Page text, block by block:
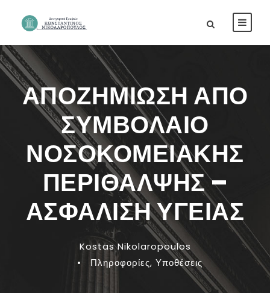
ΑΠΟΖΗΜΙΩΣΗ ΑΠΟ
ΣΥΜΒΟΛΑΙΟ
ΝΟΣΟΚΟΜΕΙΑΚΗΣ
ΠΕΡΙΘΑΛΨΗΣ –
ΑΣΦΑΛΙΣΗ ΥΓΕΙΑΣ
Kostas Nikolaropoulos
•
Πληροφορίες, Υποθέσεις